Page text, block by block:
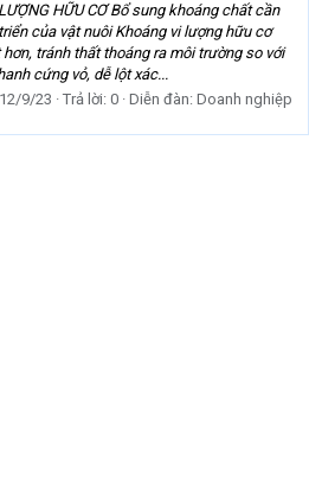
HỮU CƠ Bổ sung khoáng chất cần
của vật nuôi Khoáng vi lượng hữu cơ
tránh thất thoáng ra môi trường so với
cứng vỏ, dễ lột xác...
12/9/23 Trả lời: 0 Diễn đàn: Doanh nghiệp